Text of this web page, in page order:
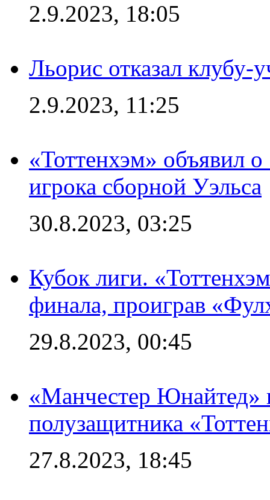
2.9.2023, 18:05
Льорис отказал клубу-
2.9.2023, 11:25
«Тоттенхэм» объявил
игрока сборной Уэльса
30.8.2023, 03:25
Кубок лиги.
финала, проиграв
29.8.2023, 00:45
«Манчестер Юнайтед»
полузащитника
27.8.2023, 18:45